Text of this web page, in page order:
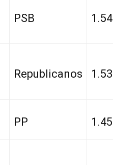
PSB
Republicanos
PP